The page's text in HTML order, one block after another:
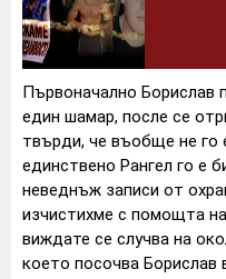
Първоначално Борислав
един шамар, после се
твърди, че въобще не
единствено Рангел го е
неведнъж записи от
изчистихме с помощта
виждате се случва на
което посочва Борислав